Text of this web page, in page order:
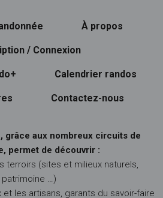
À propos
/ Connexion
Calendrier randos
Contactez-nous
grâce aux nombreux circuits de
permet de découvrir :
terroirs (sites et milieux naturels,
patrimoine …)
les artisans, garants du savoir-faire